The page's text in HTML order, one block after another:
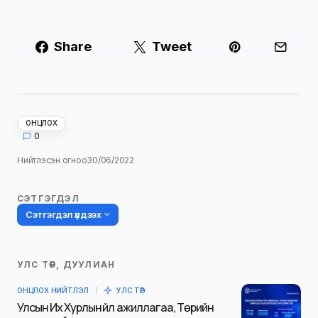
Share Tweet
ОНЦЛОХ
0
Нийтлэсэн огноо30/06/2022
СЭТГЭГДЭЛ
Сэтгэгдэл үлдээх
Таны имэйл хаягийг нийтлэхгүй.
тэмдэглэсэн
УЛС ТӨР, ДУУЛИАН
ОНЦЛОХ НИЙТЛЭЛ УЛС ТӨР
Улсын Их Хурлын үйл ажиллагаа, Төрийн